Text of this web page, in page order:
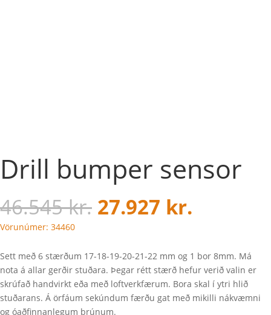
Drill bumper sensor
46.545kr. 27.927 kr.
Vörunúmer: 34460
Sett með 6 stærðum 17-18-19-20-21-22 mm og 1 bor 8mm. Má
nota á allar gerðir stuðara. Þegar rétt stærð hefur verið valin er
skrúfað handvirkt eða með loftverkfærum. Bora skal í ytri hlið
stuðarans. Á örfáum sekúndum færðu gat með mikilli nákvæmni
og óaðfinnanlegum brúnum.